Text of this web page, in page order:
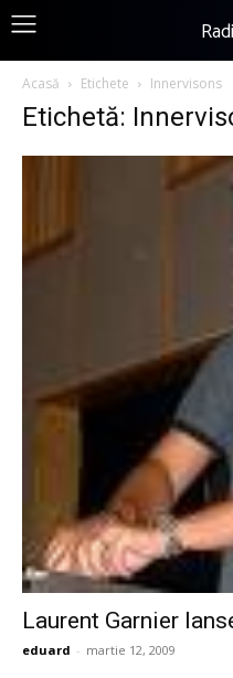
Acasă Etichete Innervisons
Etichetă:
Laurent Garnier
eduard - martie 12, 2009